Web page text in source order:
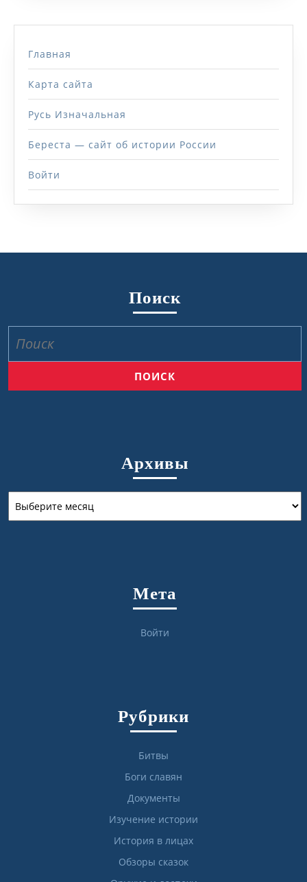
Главная
Карта сайта
Русь Изначальная
Береста — сайт об истории России
Войти
Поиск
Архивы
Мета
Войти
Рубрики
Битвы
Боги славян
Документы
Изучение истории
История в лицах
Обзоры сказок